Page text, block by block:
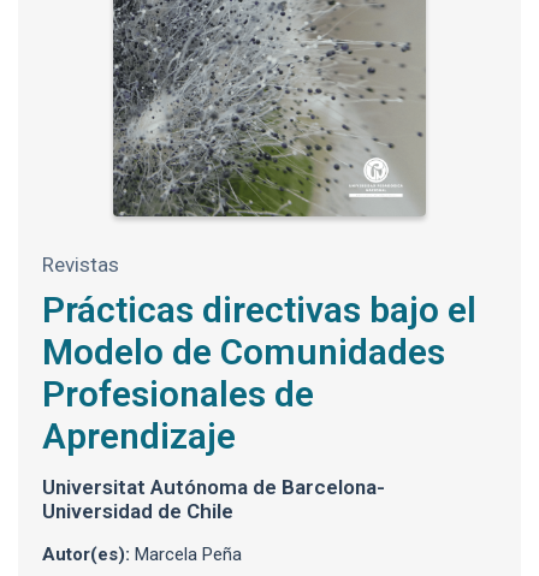
Certificados digitales
Aulas virtuales
Revistas
Prácticas directivas bajo el
Modelo de Comunidades
Profesionales de
Aprendizaje
Universitat Autónoma de Barcelona-
Universidad de Chile
Autor(es): Marcela Peña